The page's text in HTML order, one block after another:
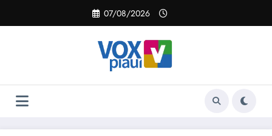
o
07/08/2026